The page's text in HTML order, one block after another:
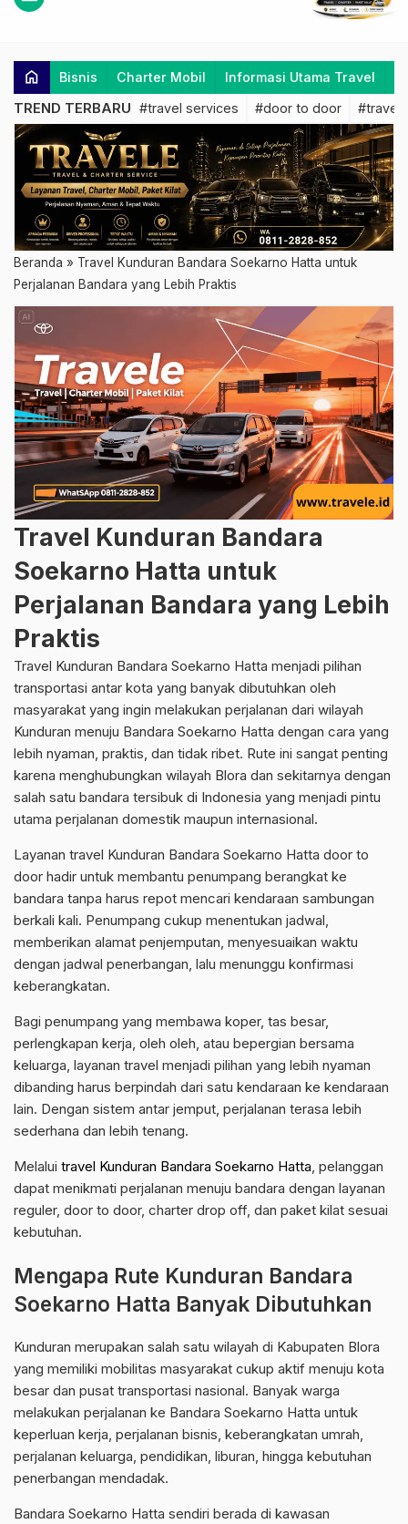
home Bisnis Charter Mobil Informasi Utama Travel
TREND TERBARU #travel services #door to door #travel
Beranda » Travel Kunduran Bandara Soekarno Hatta untuk
Perjalanan Bandara yang Lebih Praktis
Travel Kunduran Bandara
Soekarno Hatta untuk
Perjalanan Bandara yang Lebih
Praktis
Travel Kunduran Bandara Soekarno Hatta menjadi pilihan
transportasi antar kota yang banyak dibutuhkan oleh
masyarakat yang ingin melakukan perjalanan dari wilayah
Kunduran menuju Bandara Soekarno Hatta dengan cara yang
lebih nyaman, praktis, dan tidak ribet. Rute ini sangat penting
karena menghubungkan wilayah Blora dan sekitarnya dengan
salah satu bandara tersibuk di Indonesia yang menjadi pintu
utama perjalanan domestik maupun internasional.
Layanan travel Kunduran Bandara Soekarno Hatta door to
door hadir untuk membantu penumpang berangkat ke
bandara tanpa harus repot mencari kendaraan sambungan
berkali kali. Penumpang cukup menentukan jadwal,
memberikan alamat penjemputan, menyesuaikan waktu
dengan jadwal penerbangan, lalu menunggu konfirmasi
keberangkatan.
Bagi penumpang yang membawa koper, tas besar,
perlengkapan kerja, oleh oleh, atau bepergian bersama
keluarga, layanan travel menjadi pilihan yang lebih nyaman
dibanding harus berpindah dari satu kendaraan ke kendaraan
lain. Dengan sistem antar jemput, perjalanan terasa lebih
sederhana dan lebih tenang.
Melalui travel Kunduran Bandara Soekarno Hatta, pelanggan
dapat menikmati perjalanan menuju bandara dengan layanan
reguler, door to door, charter drop off, dan paket kilat sesuai
kebutuhan.
Mengapa Rute Kunduran Bandara
Soekarno Hatta Banyak Dibutuhkan
Kunduran merupakan salah satu wilayah di Kabupaten Blora
yang memiliki mobilitas masyarakat cukup aktif menuju kota
besar dan pusat transportasi nasional. Banyak warga
melakukan perjalanan ke Bandara Soekarno Hatta untuk
keperluan kerja, perjalanan bisnis, keberangkatan umrah,
perjalanan keluarga, pendidikan, liburan, hingga kebutuhan
penerbangan mendadak.
Bandara Soekarno Hatta sendiri berada di kawasan